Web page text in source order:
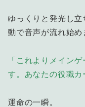
ゆっくりと発光し
動で音声が流れ始め
「これよりメインゲ
す。あなたの役職カ
運命の一瞬。